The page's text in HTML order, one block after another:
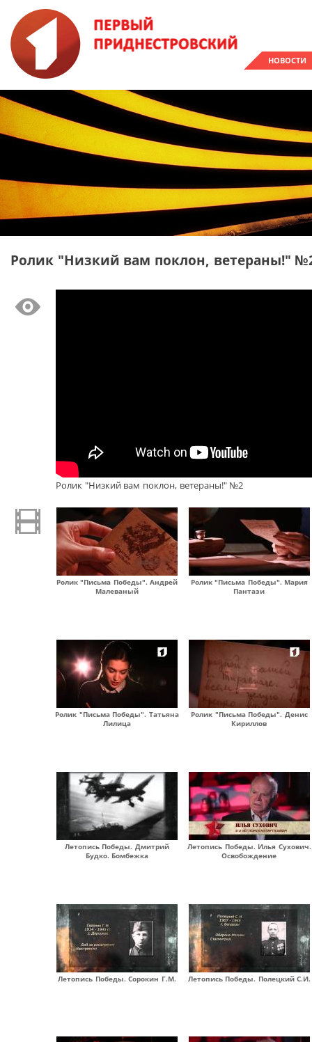
НОВОСТИ
Ролик "Низкий вам поклон, ветераны!"
Ролик "Низкий вам поклон, ветераны!" №2
Ролик "Письма Победы". Андрей
Малеваный
Ролик "Письма Победы". Мария
Пантази
Ролик "Письма Победы". Татьяна
Лилица
Ролик "Письма Победы". Денис
Кириллов
Летопись Победы. Дмитрий
Будко. Бомбежка
Летопись Победы. Илья Сухович.
Освобождение
Летопись Победы. Сорокин Г.М. Летопись Победы. Полецкий С.И.